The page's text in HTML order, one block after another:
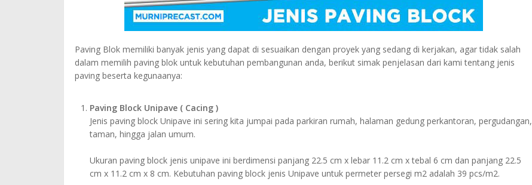
Paving Blok memiliki banyak jenis yang dapat di sesuaikan dengan proyek yang sedang di kerjakan, agar tidak salah
dalam memilih paving blok untuk kebutuhan pembangunan anda, berikut simak penjelasan dari kami tentang jenis
paving beserta kegunaanya:
Paving Block Unipave ( Cacing )
Jenis paving block Unipave ini sering kita jumpai pada parkiran rumah, halaman gedung perkantoran, pergudangan,
taman, hingga jalan umum.
Ukuran paving block jenis unipave ini berdimensi panjang 22.5 cm x lebar 11.2 cm x tebal 6 cm dan panjang 22.5
cm x 11.2 cm x 8 cm. Kebutuhan paving block jenis Unipave untuk permeter persegi m2 adalah 39 pcs/m2.